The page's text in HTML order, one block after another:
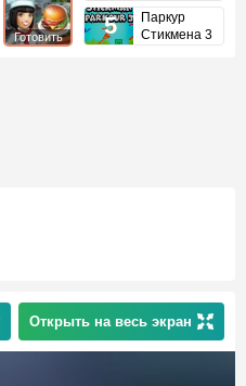
Готовить
Паркур
Стикмена 3
Открыть на весь экран